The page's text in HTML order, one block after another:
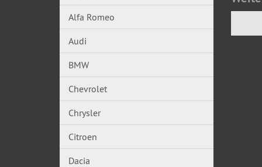
Alfa Romeo
Audi
BMW
Chevrolet
Chrysler
Citroen
Dacia